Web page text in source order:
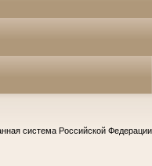
система Российской